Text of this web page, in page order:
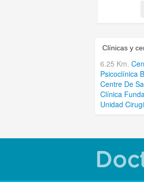
Clínicas y
6.25 Km.
Psicoclínica
Centre De
Clínica
Unidad